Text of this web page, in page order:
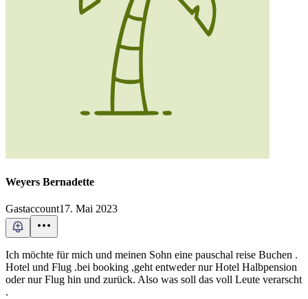
Weyers Bernadette
Gastaccount17. Mai 2023
Ich möchte für mich und meinen Sohn eine pauschal reise Buchen .
Hotel und Flug .bei booking ,geht entweder nur Hotel Halbpension
oder nur Flug hin und zurück. Also was soll das voll Leute verarscht
.